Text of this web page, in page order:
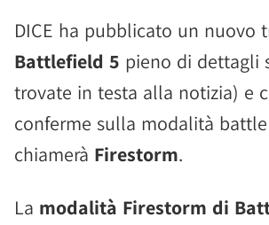
DICE ha pubblicato un nuovo
Battlefield 5 pieno di dettagli
trovate in testa alla notizia) e
conferme sulla modalità
chiamerà Firestorm.
La modalità Firestorm di